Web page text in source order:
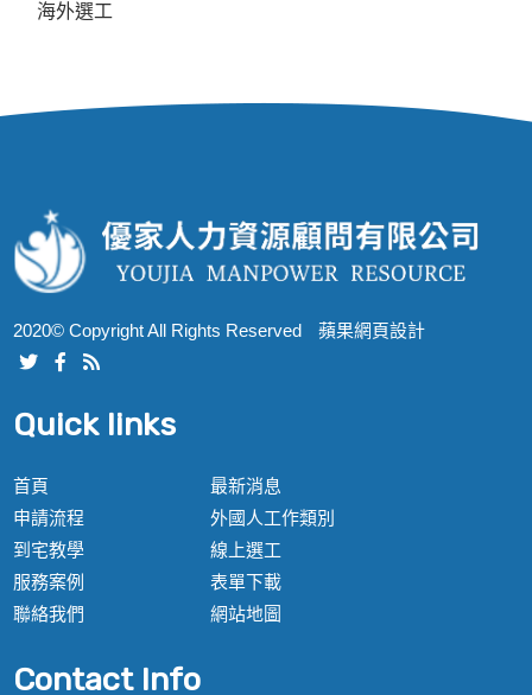
海外選工
2020© Copyright All Rights Reserved 蘋果網頁設計
Quick links
首頁
最新消息
申請流程
外國人工作類別
到宅教學
線上選工
服務案例
表單下載
聯絡我們
網站地圖
Contact Info